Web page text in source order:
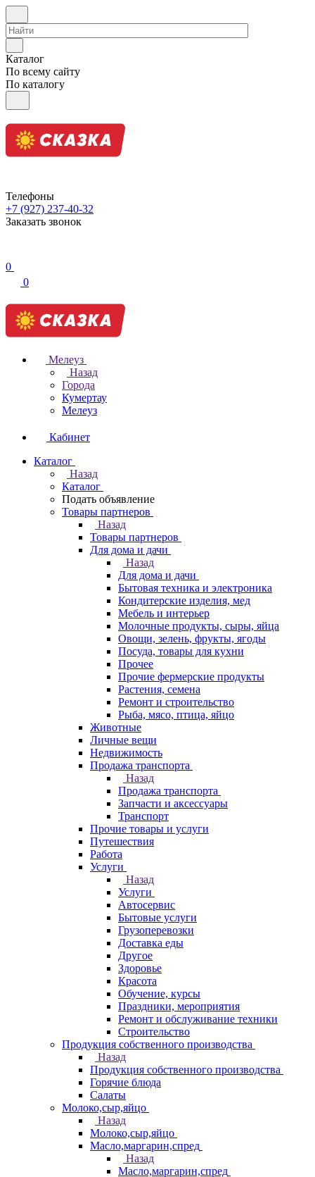
Каталог
По всему сайту
По каталогу
Телефоны
+7 (927) 237-40-32
Заказать звонок
0
0
Мелеуз
Назад
Города
Кумертау
Мелеуз
Кабинет
Каталог
Назад
Каталог
Подать объявление
Товары партнеров
Назад
Товары партнеров
Для дома и дачи
Назад
Для дома и дачи
Бытовая техника и электроника
Кондитерские изделия, мед
Мебель и интерьер
Молочные продукты, сыры, яйца
Овощи, зелень, фрукты, ягоды
Посуда, товары для кухни
Прочее
Прочие фермерские продукты
Растения, семена
Ремонт и строительство
Рыба, мясо, птица, яйцо
Животные
Личные вещи
Недвижимость
Продажа транспорта
Назад
Продажа транспорта
Запчасти и аксессуары
Транспорт
Прочие товары и услуги
Путешествия
Работа
Услуги
Назад
Услуги
Автосервис
Бытовые услуги
Грузоперевозки
Доставка еды
Другое
Здоровье
Красота
Обучение, курсы
Праздники, мероприятия
Ремонт и обслуживание техники
Строительство
Продукция собственного производства
Назад
Продукция собственного производства
Горячие блюда
Салаты
Молоко,сыр,яйцо
Назад
Молоко,сыр,яйцо
Масло,маргарин,спред
Назад
Масло,маргарин,спред